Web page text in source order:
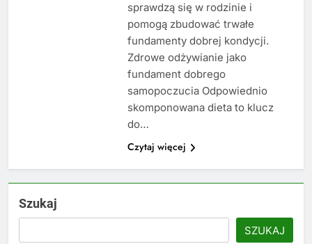
sprawdzą się w rodzinie i
pomogą zbudować trwałe
fundamenty dobrej kondycji.
Zdrowe odżywianie jako
fundament dobrego
samopoczucia Odpowiednio
skomponowana dieta to klucz
do…
Czytaj więcej
Szukaj
SZUKAJ